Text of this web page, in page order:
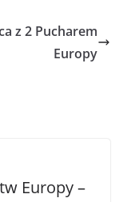
z 2 Pucharem
Europy
Europy –